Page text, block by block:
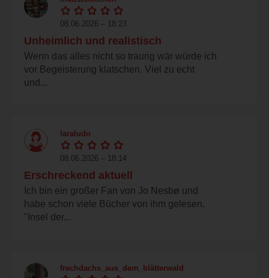
08.06.2026 – 18:23
Unheimlich und realistisch
Wenn das alles nicht so traurig wär würde ich
vor Begeisterung klatschen. Viel zu echt
und...
laraludo
08.06.2026 – 18:14
Erschreckend aktuell
Ich bin ein großer Fan von Jo Nesbø und
habe schon viele Bücher von ihm gelesen.
"Insel der...
frechdachs_aus_dem_blätterwald